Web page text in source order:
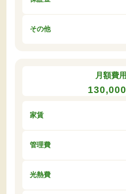
その他
月額費用
130,000
家賃
管理費
光熱費